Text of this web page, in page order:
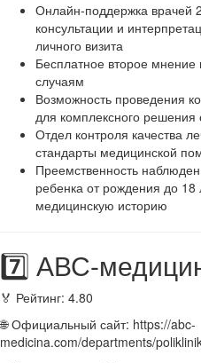
Онлайн-поддержка врачей
консультации и
личного визита
Бесплатное второе
случаям
Возможность проведения
для комплексного
Отдел контроля качества
стандарты медицинской
Преемственность
ребенка от рождения до
медицинскую историю
7️⃣ АВС-
🏅 Рейтинг: 4.80
🌐 Официальный сайт: https://abc-
medicina.com/departments/